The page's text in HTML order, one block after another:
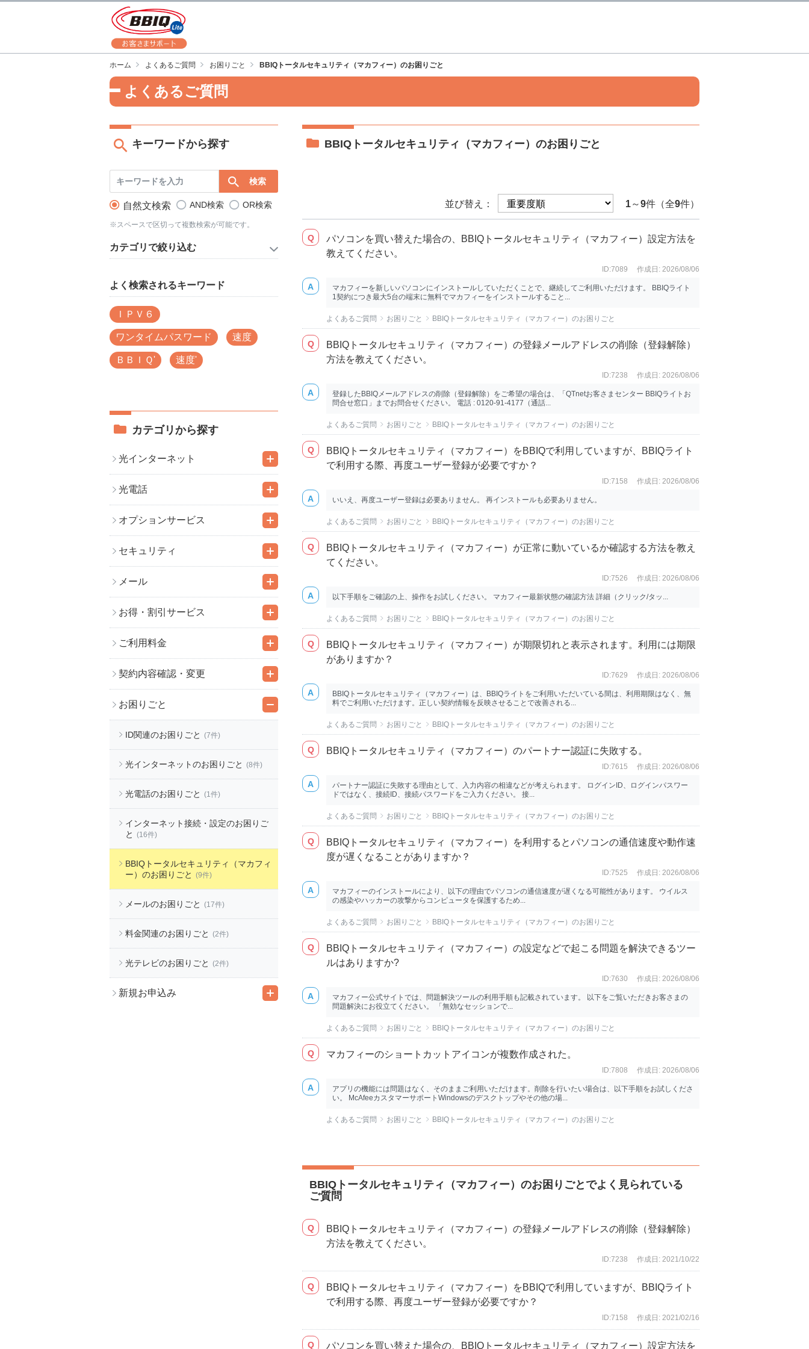
ホーム よくあるご質問 お困りごと BBIQトータルセキュリティ（マカフィー）のお困りごと
よくあるご質問
キーワードから探す
自然文検索 AND検索 OR検索
※スペースで区切って複数検索が可能です。
カテゴリで絞り込む
よく検索されるキーワード
ＩＰＶ６
ワンタイムパスワード 速度
ＢＢＩＱ' 速度'
カテゴリから探す
光インターネット
光電話
オプションサービス
セキュリティ
メール
お得・割引サービス
ご利用料金
契約内容確認・変更
お困りごと
ID関連のお困りごと (7件)
光インターネットのお困りごと (8件)
光電話のお困りごと (1件)
インターネット接続・設定のお困りご
と (16件)
BBIQトータルセキュリティ（マカフィ
ー）のお困りごと (9件)
メールのお困りごと (17件)
料金関連のお困りごと (2件)
光テレビのお困りごと (2件)
新規お申込み
BBIQトータルセキュリティ（マカフィー）のお困りごと
並び替え： 1～9件（全9件）
パソコンを買い替えた場合の、BBIQトータルセキュリティ（マカフィー）設定方法を
教えてください。
ID:7089 作成日: 2026/08/06
マカフィーを新しいパソコンにインストールしていただくことで、継続してご利用いただけます。 BBIQライト
1契約につき最大5台の端末に無料でマカフィーをインストールすること...
よくあるご質問 お困りごと BBIQトータルセキュリティ（マカフィー）のお困りごと
BBIQトータルセキュリティ（マカフィー）の登録メールアドレスの削除（登録解除）
方法を教えてください。
ID:7238 作成日: 2026/08/06
登録したBBIQメールアドレスの削除（登録解除）をご希望の場合は、「QTnetお客さまセンター BBIQライトお
問合せ窓口」までお問合せください。 電話 : 0120-91-4177（通話...
よくあるご質問 お困りごと BBIQトータルセキュリティ（マカフィー）のお困りごと
BBIQトータルセキュリティ（マカフィー）をBBIQで利用していますが、BBIQライト
で利用する際、再度ユーザー登録が必要ですか？
ID:7158 作成日: 2026/08/06
いいえ、再度ユーザー登録は必要ありません。 再インストールも必要ありません。
よくあるご質問 お困りごと BBIQトータルセキュリティ（マカフィー）のお困りごと
BBIQトータルセキュリティ（マカフィー）が正常に動いているか確認する方法を教え
てください。
ID:7526 作成日: 2026/08/06
以下手順をご確認の上、操作をお試しください。 マカフィー最新状態の確認方法 詳細（クリック/タッ...
よくあるご質問 お困りごと BBIQトータルセキュリティ（マカフィー）のお困りごと
BBIQトータルセキュリティ（マカフィー）が期限切れと表示されます。利用には期限
がありますか？
ID:7629 作成日: 2026/08/06
BBIQトータルセキュリティ（マカフィー）は、BBIQライトをご利用いただいている間は、利用期限はなく、無
料でご利用いただけます。正しい契約情報を反映させることで改善される...
よくあるご質問 お困りごと BBIQトータルセキュリティ（マカフィー）のお困りごと
BBIQトータルセキュリティ（マカフィー）のパートナー認証に失敗する。
ID:7615 作成日: 2026/08/06
パートナー認証に失敗する理由として、入力内容の相違などが考えられます。 ログインID、ログインパスワー
ドではなく、接続ID、接続パスワードをご入力ください。 接...
よくあるご質問 お困りごと BBIQトータルセキュリティ（マカフィー）のお困りごと
BBIQトータルセキュリティ（マカフィー）を利用するとパソコンの通信速度や動作速
度が遅くなることがありますか？
ID:7525 作成日: 2026/08/06
マカフィーのインストールにより、以下の理由でパソコンの通信速度が遅くなる可能性があります。 ウイルス
の感染やハッカーの攻撃からコンピュータを保護するため...
よくあるご質問 お困りごと BBIQトータルセキュリティ（マカフィー）のお困りごと
BBIQトータルセキュリティ（マカフィー）の設定などで起こる問題を解決できるツー
ルはありますか?
ID:7630 作成日: 2026/08/06
マカフィー公式サイトでは、問題解決ツールの利用手順も記載されています。 以下をご覧いただきお客さまの
問題解決にお役立てください。 「無効なセッションで...
よくあるご質問 お困りごと BBIQトータルセキュリティ（マカフィー）のお困りごと
マカフィーのショートカットアイコンが複数作成された。
ID:7808 作成日: 2026/08/06
アプリの機能には問題はなく、そのままご利用いただけます。削除を行いたい場合は、以下手順をお試しくださ
い。 McAfeeカスタマーサポートWindowsのデスクトップやその他の場...
よくあるご質問 お困りごと BBIQトータルセキュリティ（マカフィー）のお困りごと
BBIQトータルセキュリティ（マカフィー）のお困りごとでよく見られている
ご質問
BBIQトータルセキュリティ（マカフィー）の登録メールアドレスの削除（登録解除）
方法を教えてください。
ID:7238 作成日: 2021/10/22
BBIQトータルセキュリティ（マカフィー）をBBIQで利用していますが、BBIQライト
で利用する際、再度ユーザー登録が必要ですか？
ID:7158 作成日: 2021/02/16
パソコンを買い替えた場合の、BBIQトータルセキュリティ（マカフィー）設定方法を